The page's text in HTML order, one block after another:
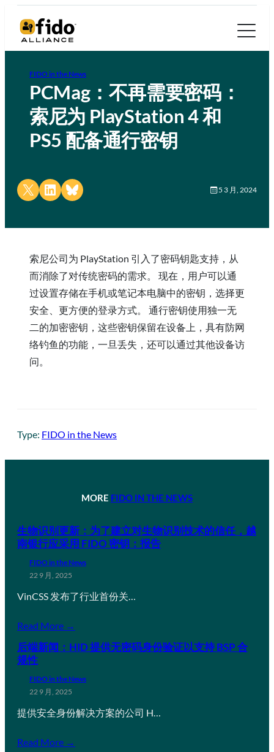
FIDO in the News
PCMag：不再需要密码：
索尼为 PlayStation 4 和
PS5 配备通行密钥
Share on X Share on LinkedIn
Share on Bluesky 5 3 月, 2024
索尼公司为 PlayStation 引入了密码钥匙支持，从
而消除了对传统密码的需求。 现在，用户可以通
过设置存储在手机或笔记本电脑中的密钥，选择更
安全、更方便的登录方式。 通行密钥使用独一无
二的加密密钥，这些密钥保留在设备上，具有防网
络钓鱼的功能，一旦丢失，还可以通过其他设备访
问。
Type: FIDO in the News
MORE FIDO IN THE NEWS
生物识别更新：为了建立对生物识别技术的信任，越
南银行应采用 FIDO 密钥：报告
FIDO in the News
22 9 月, 2025
VinCSS 发布了行业首份关…
Read More →
后端新闻：HID 提供无密码身份验证以支持 BSP 合
规性
FIDO in the News
22 9 月, 2025
提供安全身份解决方案的公司 H…
Read More →